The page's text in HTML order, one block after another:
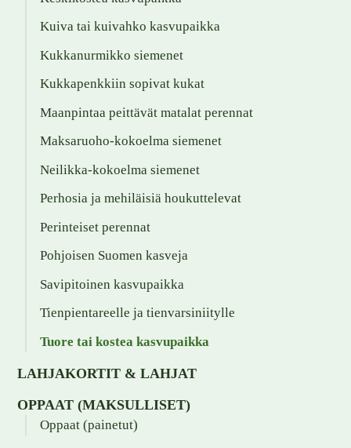
Kuiva tai kuivahko kasvupaikka
Kukkanurmikko siemenet
Kukkapenkkiin sopivat kukat
Maanpintaa peittävät matalat perennat
Maksaruoho-kokoelma siemenet
Neilikka-kokoelma siemenet
Perhosia ja mehiläisiä houkuttelevat
Perinteiset perennat
Pohjoisen Suomen kasveja
Savipitoinen kasvupaikka
Tienpientareelle ja tienvarsiniitylle
Tuore tai kostea kasvupaikka
LAHJAKORTIT & LAHJAT
OPPAAT (MAKSULLISET)
Oppaat (painetut)